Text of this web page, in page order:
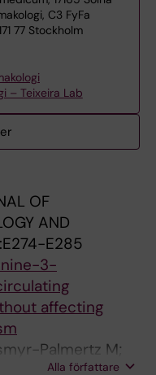
C3 FyFa
77 Stockholm
– Teixeira Lab
OF
AND
E285
3-
affecting
Palmertz M;
Alla författare